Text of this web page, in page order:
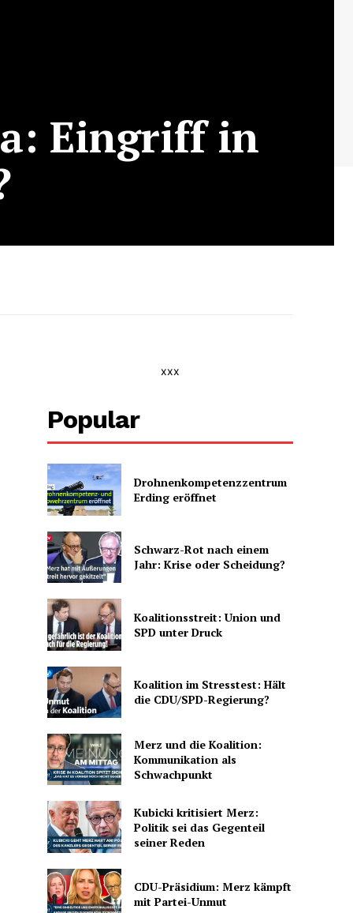
Eingriff in
xxx
Popular
Drohnenkompetenz­zentrum
Erding eröffnet
Schwarz-Rot nach einem
Jahr: Krise oder Scheidung?
Koalitionsstreit: Union und
SPD unter Druck
Koalition im Stresstest: Hält
die CDU/SPD-Regierung?
Merz und die Koalition:
Kommunikation als
Schwachpunkt
Kubicki kritisiert Merz:
Politik sei das Gegenteil
seiner Reden
CDU-Präsidium: Merz kämpft
mit Partei-Unmut